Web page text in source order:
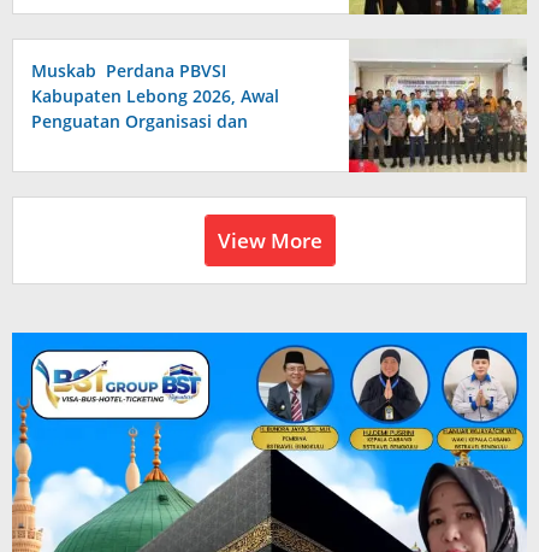
Muskab Perdana PBVSI
Kabupaten Lebong 2026, Awal
Penguatan Organisasi dan
View More